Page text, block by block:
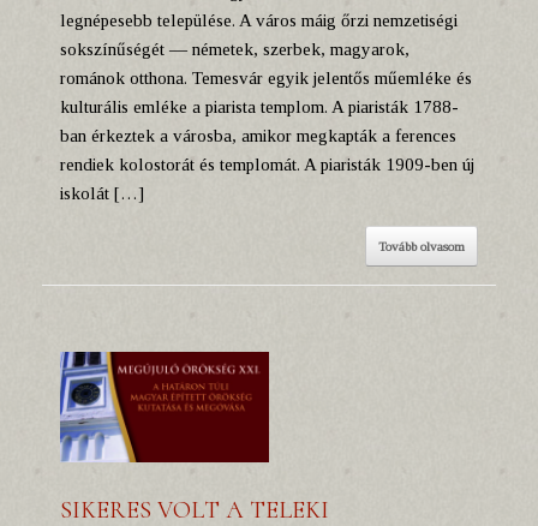
legnépesebb települése. A város máig őrzi nemzetiségi
sokszínűségét — németek, szerbek, magyarok,
románok otthona. Temesvár egyik jelentős műemléke és
kulturális emléke a piarista templom. A piaristák 1788-
ban érkeztek a városba, amikor megkapták a ferences
rendiek kolostorát és templomát. A piaristák 1909-ben új
iskolát […]
Tovább olvasom
SIKERES VOLT A TELEKI